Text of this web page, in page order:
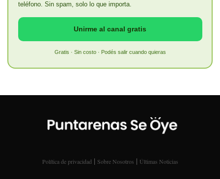
teléfono. Sin spam, solo lo que importa.
Unirme al canal gratis
Gratis · Sin costo · Podés salir cuando quieras
Política de privacidad | Sobre Nosotros | Últimas Noticias